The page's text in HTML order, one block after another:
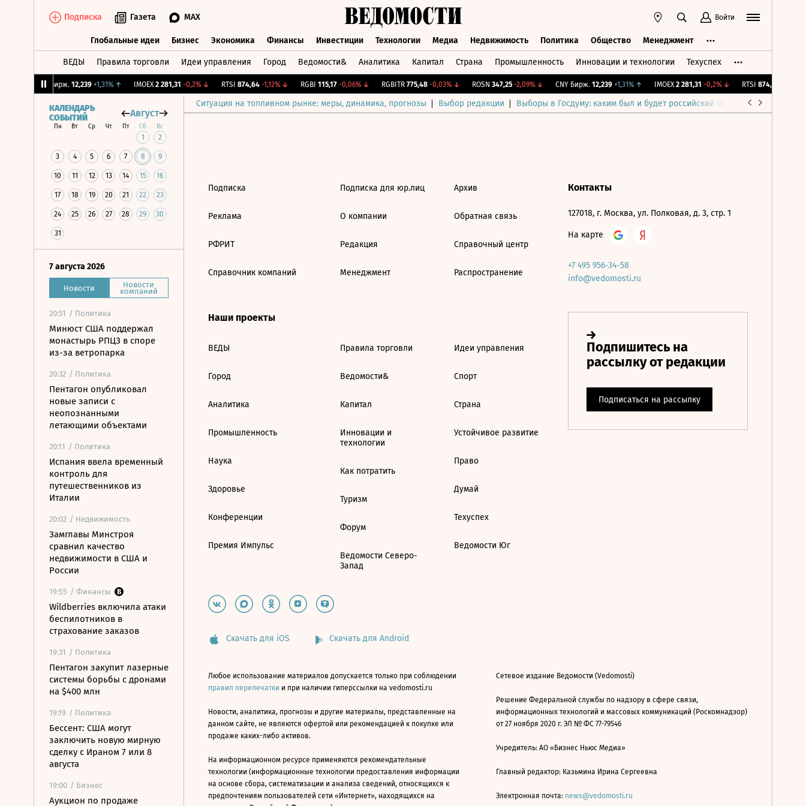
Подписка Газета MAX Войти
Глобальные идеи Бизнес Экономика Финансы Инвестиции Технологии Медиа Недвижимость Политика Общество Менеджмент
ВЕДЫ Правила торговли Идеи управления Город Ведомости& Аналитика Капитал Страна Промышленность Инновации и технологии Техуспех
CNY Бирж. 12,239 +1,31%↑ IMOEX 2 281,31 -0,2%↓ RTSI 874,64 -1,12%↓ RGBI 115,17 -0,06%↓ RGBITR 775,48 -0,03%↓ ROSN 347,25 -2,09%↓ CNY Бирж. 12,239 +1,31%↑ IMOEX 2 281,31 -0,2%↓ RTSI 874,64
Ситуация на топливном рынке: меры, динамика, прогнозы Выбор редакции Выборы в Госдуму: каким был и будет российский парламент
КАЛЕНДАРЬ
СОБЫТИЙ
Август
Пн Вт Ср Чт Пт Сб Вс
1 2
3 4 5 6 7 8 9
10 11 12 13 14 15 16
17 18 19 20 21 22 23
24 25 26 27 28 29 30
31
7 августа 2026
Новости Новости
компаний
20:51 / Политика
Минюст США поддержал
монастырь РПЦЗ в споре
из-за ветропарка
20:32 / Политика
Пентагон опубликовал
новые записи с
неопознанными
летающими объектами
20:11 / Политика
Испания ввела временный
контроль для
путешественников из
Италии
20:02 / Недвижимость
Замглавы Минстроя
сравнил качество
недвижимости в США и
России
19:55 / Финансы
Wildberries включила атаки
беспилотников в
страхование заказов
19:31 / Политика
Пентагон закупит лазерные
системы борьбы с дронами
на $400 млн
19:19 / Политика
Бессент: США могут
заключить новую мирную
сделку с Ираном 7 или 8
августа
19:00 / Бизнес
Аукцион по продаже
Подписка
Реклама
РФРИТ
Справочник компаний
Подписка для юр.лиц
О компании
Редакция
Менеджмент
Архив
Обратная связь
Справочный центр
Распространение
Наши проекты
ВЕДЫ
Город
Аналитика
Промышленность
Наука
Здоровье
Конференции
Премия Импульс
Правила торговли
Ведомости&
Капитал
Инновации и
технологии
Как потратить
Туризм
Форум
Ведомости Северо-
Запад
Идеи управления
Спорт
Страна
Устойчивое развитие
Право
Думай
Техуспех
Ведомости Юг
Контакты
127018, г. Москва, ул. Полковая, д. 3, стр. 1
На карте
+7 495 956-34-58
info@vedomosti.ru
Скачать для iOS Скачать для Android
Любое использование материалов допускается только при соблюдении
правил перепечатки и при наличии гиперссылки на vedomosti.ru
Новости, аналитика, прогнозы и другие материалы, представленные на
данном сайте, не являются офертой или рекомендацией к покупке или
продаже каких-либо активов.
На информационном ресурсе применяются рекомендательные
технологии (информационные технологии предоставления информации
на основе сбора, систематизации и анализа сведений, относящихся к
предпочтениям пользователей сети «Интернет», находящихся на
Сетевое издание Ведомости (Vedomosti)
Решение Федеральной службы по надзору в сфере связи,
информационных технологий и массовых коммуникаций (Роскомнадзор)
от 27 ноября 2020 г. ЭЛ № ФС 77-79546
Учредитель: АО «Бизнес Ньюс Медиа»
Главный редактор: Казьмина Ирина Сергеевна
Электронная почта: news@vedomosti.ru